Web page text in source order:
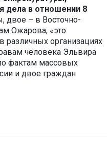
дела в отношении 8
двое – в Восточно-
Ожарова, «это
различных организациях
человека Эльвира
фактам массовых
и двое граждан